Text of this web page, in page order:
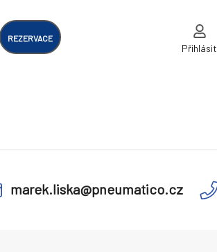
REZERVACE
Přihlásit
marek.liska@pneumatico.cz